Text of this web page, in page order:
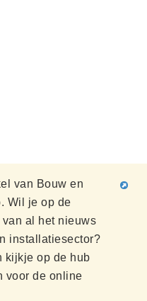
van Bouw en
Wil je op de
al het nieuws
installatiesector?
kijkje op de hub
voor de online